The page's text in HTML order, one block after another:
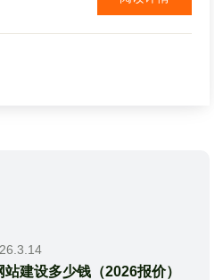
化与西方欧美文化不同，自然...
站建设多少钱（2026报价）